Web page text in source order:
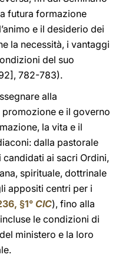
futura formazione
e il desiderio dei
la necessità, i vantaggi
del suo
782-783).
alla
promozione e il governo
la vita e il
dalla pastorale
ai sacri Ordini,
spirituale, dottrinale
appositi centri per i
§1° CIC), fino alla
le condizioni di
ministero e la loro